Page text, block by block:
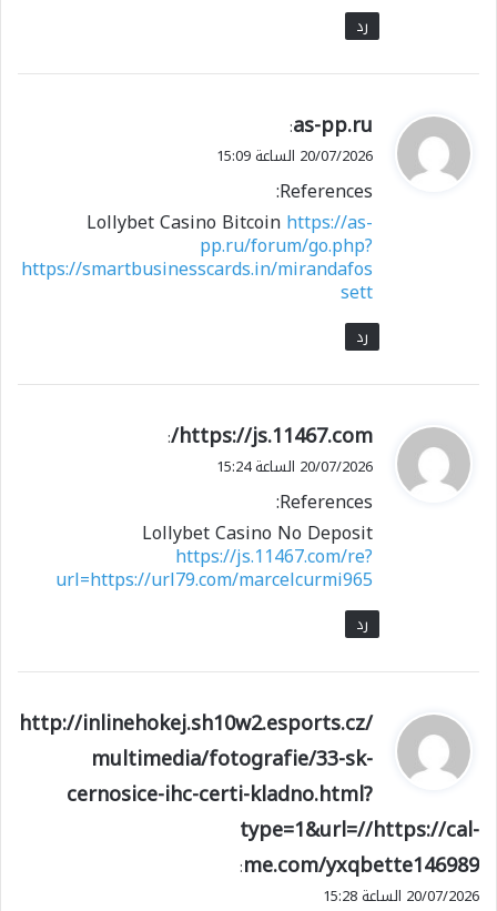
رد
ي
ق
ل
as-pp.ru
:
20/07/2026 الساعة 15:09
References:
Lollybet Casino Bitcoinhttps://as-
pp.ru/forum/go.php?
https://smartbusinesscards.in/mirandafos
sett
رد
ي
ق
ل
https://js.11467.com/
:
20/07/2026 الساعة 15:24
References:
Lollybet Casino No Deposit
https://js.11467.com/re?
url=https://url79.com/marcelcurmi965
رد
ي
و
ل
http://inlinehokej.sh10w2.esports.cz/
multimedia/fotografie/33-sk-
cernosice-ihc-certi-kladno.html?
type=1&url=//https://cal-
me.com/yxqbette146989
:
20/07/2026 الساعة 15:28